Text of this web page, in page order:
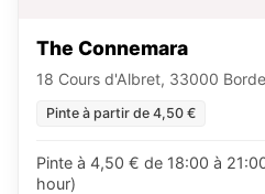
The Connemara
18 Cours d'Albret, 33000
Pinte à partir de 4,50 €
Pinte à 4,50 € de 18:00 à
hour)